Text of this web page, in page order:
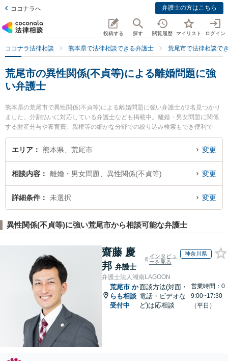
ココナラへ 弁護士の方はこちら
投稿する 探す 閲覧履歴 マイリスト ログイン
ココナラ法律相談 熊本県で法律相談できる弁護士 荒尾市で法律相談で
荒尾市の異性関係(不貞等)による離婚問題に強
い弁護士
熊本県の荒尾市で異性関係(不貞等)による離婚問題に強い弁護士が2名見つかり
ました。分割払いに対応している弁護士なども掲載中。離婚・男女問題に関係
する財産分与や養育費、親権等の細かな分野での絞り込み検索もでき便利で
す。特に弁護士法人ひのくに 荒尾事務所の笠 賢太朗弁護士や弁護士法人ひのく
に 荒尾事務所の松岡 智之弁護士のプロフィール情報や弁護士費用、強みなどが
婚問題のトラブル解決の実績豊富な近くの弁護士を検索したい』『初回相談無
料で異性関係(不貞等)による離婚問題を法律相談できる荒尾市内の弁護士に相談
予約したい』などでお困りの相談者さんにおすすめです。
エリア 熊本県、荒尾市 変更
相談内容 離婚・男女問題、異性関係(不貞等) 変更
詳細条件 未選択 変更
異性関係(不貞等)に強い荒尾市から相談可能な弁護士
齋藤 慶
邦 弁護士
インタビュ
ーを見る
神奈川県
弁護士法人湘南LAGOON
荒尾市 か
らも相談
受付中
面談方法(対面・
電話・ビデオな
ど)は応相談
営業時間：0
9:00~17:30
（平日）